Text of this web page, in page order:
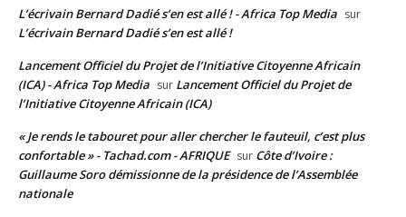
L’écrivain Bernard Dadié s’en est allé ! - Africa Top Media sur
L’écrivain Bernard Dadié s’en est allé !
Lancement Officiel du Projet de l’Initiative Citoyenne Africain
(ICA) - Africa Top Media sur Lancement Officiel du Projet de
l’Initiative Citoyenne Africain (ICA)
« Je rends le tabouret pour aller chercher le fauteuil, c’est plus
confortable » - Tachad.com - AFRIQUE sur Côte d’Ivoire :
Guillaume Soro démissionne de la présidence de l’Assemblée
nationale